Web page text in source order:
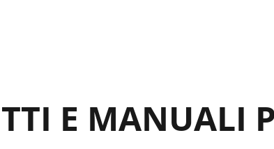
E MANUALI